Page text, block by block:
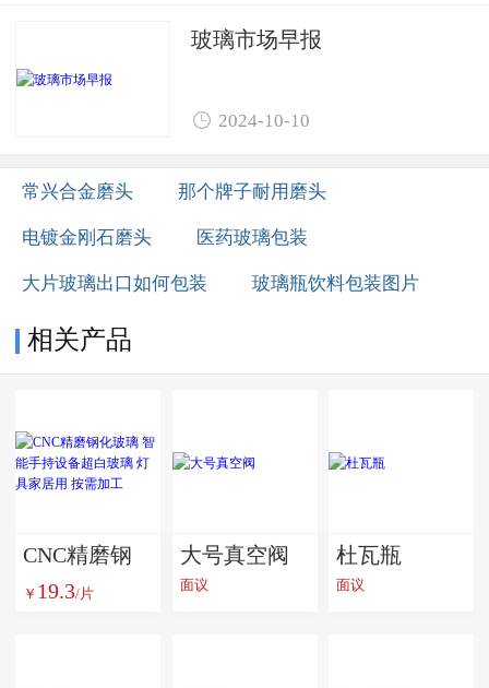
玻璃市场早报
 2024-10-10
常兴合金磨头 那个牌子耐用磨头
电镀金刚石磨头 医药玻璃包装
大片玻璃出口如何包装 玻璃瓶饮料包装图片
相关产品
CNC精磨钢
化玻璃 智能
￥ 19.3/片
大号真空阀
面议
杜瓦瓶
面议